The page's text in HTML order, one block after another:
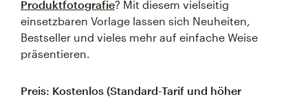
Produktfotografie? Mit diesem vielseitig
einsetzbaren Vorlage lassen sich Neuheiten,
Bestseller und vieles mehr auf einfache Weise
präsentieren.
Preis: Kostenlos (Standard-Tarif und höher